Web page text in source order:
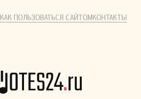
КАК ПОЛЬЗОВАТЬСЯ САЙТОМКОНТАКТЫ